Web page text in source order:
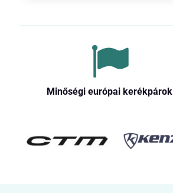
Minőségi európai kerékpárok